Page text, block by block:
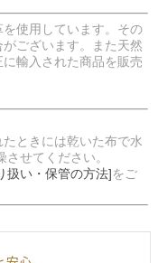
使用しています。その
ございます。また天然
輸入された商品を販売
ときには乾いた布で水
せてください。
扱い・保管の方法]をご